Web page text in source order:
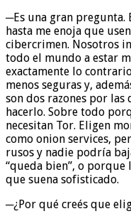
─Es una gran
hasta me enoja que
cibercrimen. Nosotros
todo el mundo a estar
exactamente lo
menos seguras y,
son dos razones por las
hacerlo. Sobre todo
necesitan Tor. Eligen
como onion services,
rusos y nadie podría
“queda bien”, o
que suena sofisticado.
─¿Por qué creés que